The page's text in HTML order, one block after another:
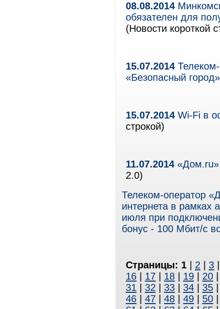
08.08.2014
обязателен для
(Новости короткой
15.07.2014
«Безопасный
15.07.2014 Wi-Fi в
строкой)
11.07.2014 «Дом.ru»
2.0)
Телеком-оператор
интернета в рамках
июля при
бонус - 100 Мбит/с
Страницы: 1 2 3
16
17 18 19 20
31
32 33 34 35
46
47 48 49 50